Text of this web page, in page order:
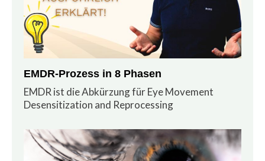
EMDR-Prozess in 8 Phasen
EMDR ist die Abkürzung für Eye Movement
Desensitization and Reprocessing